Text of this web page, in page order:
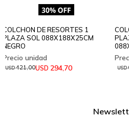
COLCHON DE RESORTES 1
PLAZA SOL 088X188X25CM
NEGRO
USD 294,70
USD421,00 USD